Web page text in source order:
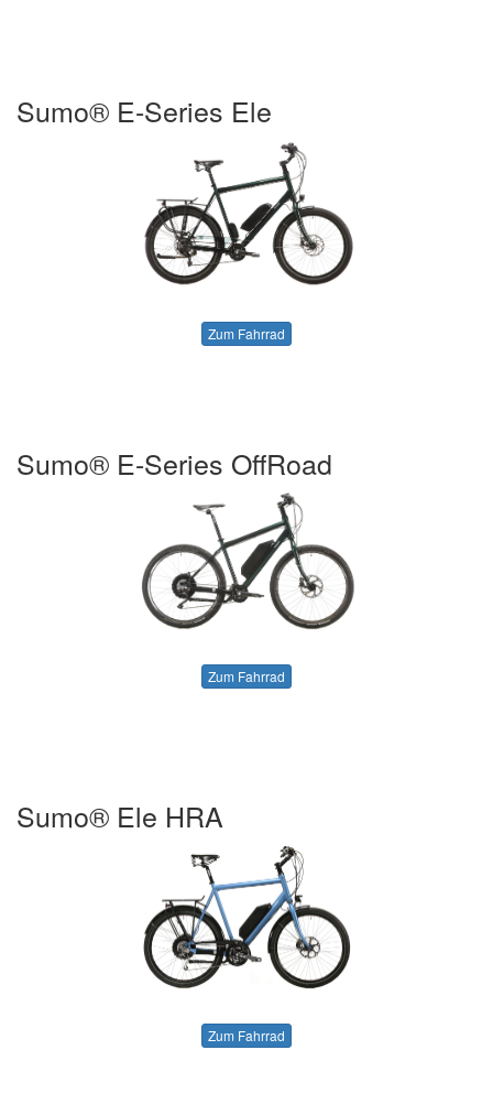
Sumo® E-Series Ele
Zum Fahrrad
Sumo® E-Series OffRoad
Zum Fahrrad
Sumo® Ele HRA
Zum Fahrrad